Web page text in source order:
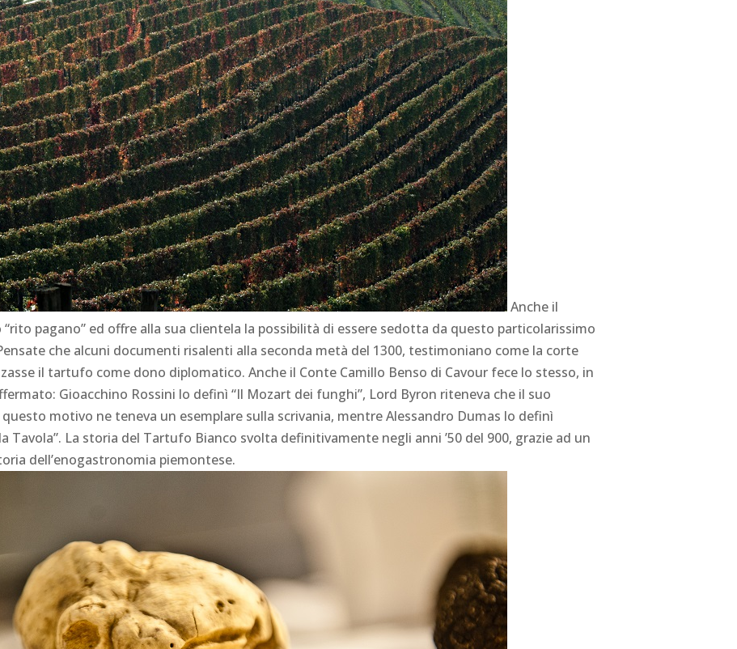
Anche il
pagano” ed offre alla sua clientela la possibilità di essere sedotta da questo particolarissimo
che alcuni documenti risalenti alla seconda metà del 1300, testimoniano come la corte
il tartufo come dono diplomatico. Anche il Conte Camillo Benso di Cavour fece lo stesso, in
Gioacchino Rossini lo definì “Il Mozart dei funghi”, Lord Byron riteneva che il suo
motivo ne teneva un esemplare sulla scrivania, mentre Alessandro Dumas lo definì
Tavola”. La storia del Tartufo Bianco svolta definitivamente negli anni ’50 del 900, grazie ad un
dell’enogastronomia piemontese.